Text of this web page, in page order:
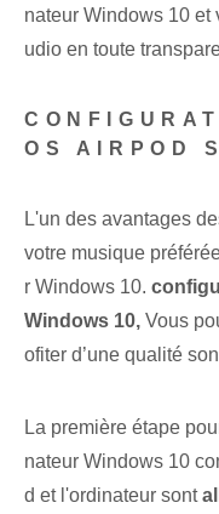
nateur Windows 10 et
udio en toute
OS AIRPOD
L'un des avantages
votre musique
r Windows 10.
Windows 10, Vous
ofiter d’une qualité
La première étape
nateur Windows 10
d et l'ordinateur sont